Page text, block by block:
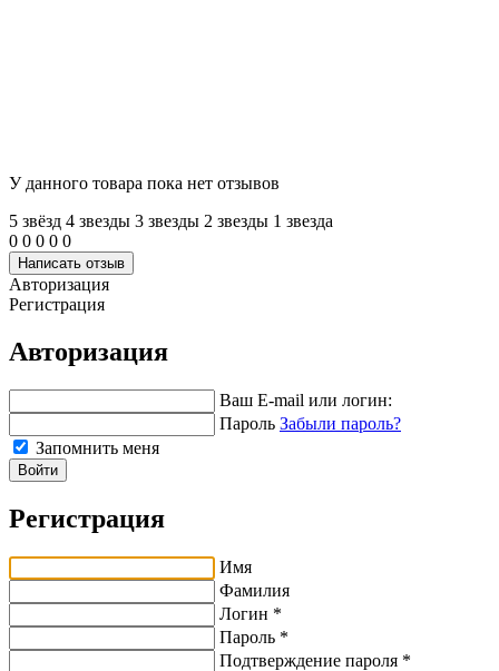
У данного товара пока нет отзывов
5 звёзд 4 звeзды 3 звeзды 2 звeзды 1 звeзда
0 0 0 0 0
Написать отзыв
Авторизация
Регистрация
Авторизация
Ваш E-mail или логин:
Пароль Забыли пароль?
Запомнить меня
Войти
Регистрация
Имя
Фамилия
Логин *
Пароль *
Подтверждение пароля *